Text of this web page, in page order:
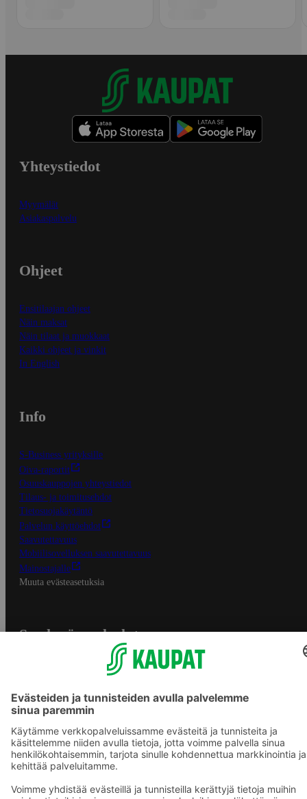
Yhteystiedot
Myymälät
Asiakaspalvelu
Ohjeet
Ensitilaajan ohjeet
Näin maksat
Näin tilaat ja muokkaat
Kaikki ohjeet ja vinkit
In English
Info
S-Business yrityksille
Oiva-raportit
Osuuskauppojen yhteystiedot
Tilaus- ja toimitusehdot
Tietosuojakäytäntö
Palvelun käyttöehdot
Saavutettavuus
Mobiilisovelluksen saavutettavuus
Mainostajalle
Muuta evästeasetuksia
S-ryhmän palvelut
Yhteishyvä Ruoka -sovellus
S-ostoslista -sovellus
Prisma.fi
Sokos.fi
S-Pankki
Sokos Hotels